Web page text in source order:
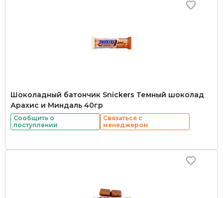
Шоколадный батончик Snickers Темный шоколад
Арахис и Миндаль 40гр
Сообщить о
поступлении
Связаться с
менеджером